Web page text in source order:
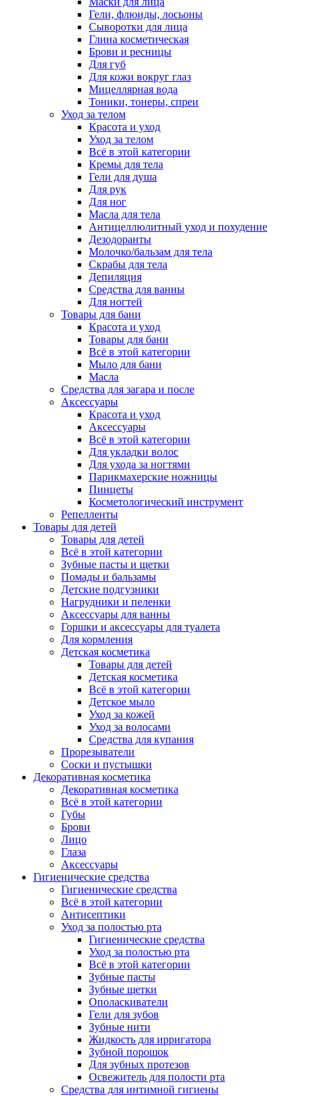
Гели, флюиды, лосьоны
Сыворотки для лица
Глина косметическая
Брови и ресницы
Для губ
Для кожи вокруг глаз
Мицеллярная вода
Тоники, тонеры, спреи
Уход за телом
Красота и уход
Уход за телом
Всё в этой категории
Кремы для тела
Гели для душа
Для рук
Для ног
Масла для тела
Антицеллюлитный уход и похудение
Дезодоранты
Молочко/бальзам для тела
Скрабы для тела
Депиляция
Средства для ванны
Для ногтей
Товары для бани
Красота и уход
Товары для бани
Всё в этой категории
Мыло для бани
Масла
Средства для загара и после
Аксессуары
Красота и уход
Аксессуары
Всё в этой категории
Для укладки волос
Для ухода за ногтями
Парикмахерские ножницы
Пинцеты
Косметологический инструмент
Репелленты
Товары для детей
Товары для детей
Всё в этой категории
Зубные пасты и щетки
Помады и бальзамы
Детские подгузники
Нагрудники и пеленки
Аксессуары для ванны
Горшки и аксессуары для туалета
Для кормления
Детская косметика
Товары для детей
Детская косметика
Всё в этой категории
Детское мыло
Уход за кожей
Уход за волосами
Средства для купания
Прорезыватели
Соски и пустышки
Декоративная косметика
Декоративная косметика
Всё в этой категории
Губы
Брови
Лицо
Глаза
Аксессуары
Гигиенические средства
Гигиенические средства
Всё в этой категории
Антисептики
Уход за полостью рта
Гигиенические средства
Уход за полостью рта
Всё в этой категории
Зубные пасты
Зубные щетки
Ополаскиватели
Гели для зубов
Зубные нити
Жидкость для ирригатора
Зубной порошок
Для зубных протезов
Освежитель для полости рта
Средства для интимной гигиены